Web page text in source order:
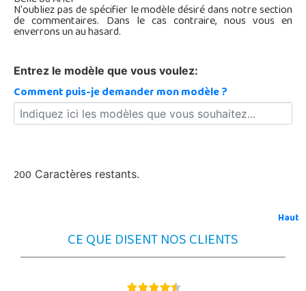
N'oubliez pas de spécifier le modèle désiré dans notre section
de commentaires. Dans le cas contraire, nous vous en
enverrons un au hasard.
Entrez le modèle que vous voulez:
Comment puis-je demander mon modèle ?
200 Caractères restants.
Haut
CE QUE DISENT NOS CLIENTS